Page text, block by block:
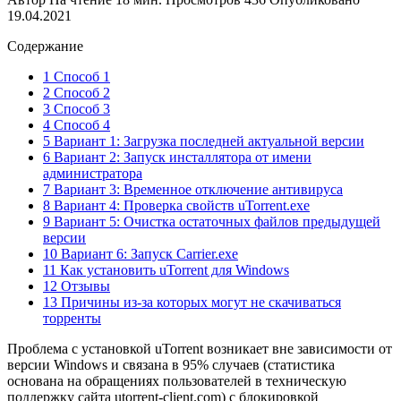
19.04.2021
Содержание
1 Способ 1
2 Способ 2
3 Способ 3
4 Способ 4
5 Вариант 1: Загрузка последней актуальной версии
6 Вариант 2: Запуск инсталлятора от имени
администратора
7 Вариант 3: Временное отключение антивируса
8 Вариант 4: Проверка свойств uTorrent.exe
9 Вариант 5: Очистка остаточных файлов предыдущей
версии
10 Вариант 6: Запуск Carrier.exe
11 Как установить uTorrent для Windows
12 Отзывы
13 Причины из-за которых могут не скачиваться
торренты
Проблема с установкой uTorrent возникает вне зависимости от
версии Windows и связана в 95% случаев (статистика
основана на обращениях пользователей в техническую
поддержку сайта utorrent-client.com) с блокировкой